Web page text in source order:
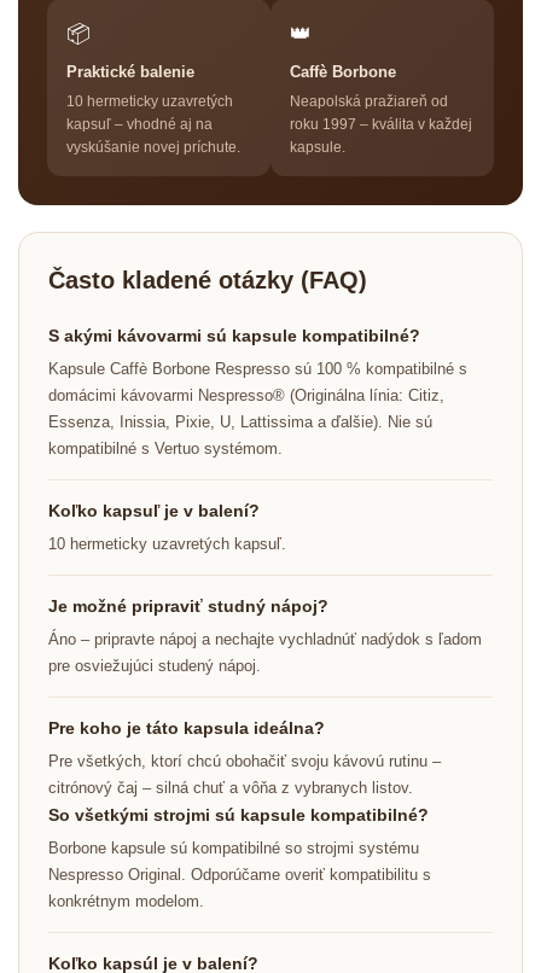
📦
Praktické balenie
10 hermeticky uzavretých
kapsuľ – vhodné aj na
vyskúšanie novej príchute.
👑
Caffè Borbone
Neapolská pražiareň od
roku 1997 – kválita v každej
kapsule.
Často kladené otázky (FAQ)
S akými kávovarmi sú kapsule kompatibilné?
Kapsule Caffè Borbone Respresso sú 100 % kompatibilné s
domácimi kávovarmi Nespresso® (Originálna línia: Citiz,
Essenza, Inissia, Pixie, U, Lattissima a ďalšie). Nie sú
kompatibilné s Vertuo systémom.
Koľko kapsuľ je v balení?
10 hermeticky uzavretých kapsuľ.
Je možné pripraviť studný nápoj?
Áno – pripravte nápoj a nechajte vychladnúť nadýdok s ľadom
pre osviežujúci studený nápoj.
Pre koho je táto kapsula ideálna?
Pre všetkých, ktorí chcú obohačiť svoju kávovú rutinu –
citrónový čaj – silná chuť a vôňa z vybranych listov.
So všetkými strojmi sú kapsule kompatibilné?
Borbone kapsule sú kompatibilné so strojmi systému
Nespresso Original. Odporúčame overiť kompatibilitu s
konkrétnym modelom.
Koľko kapsúl je v balení?